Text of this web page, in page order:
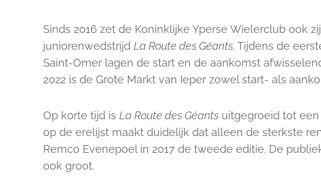
Sinds 2016 zet de Koninklijke Yperse Wielerclub ook
juniorenwedstrijd La Route des Géants. Tijdens de
Saint-Omer lagen de start en de aankomst
2022 is de Grote Markt van Ieper zowel start- als
Op korte tijd is La Route des Géants uitgegroeid tot
op de erelijst maakt duidelijk dat alleen de sterkste
Remco Evenepoel in 2017 de tweede editie. De
ook groot.